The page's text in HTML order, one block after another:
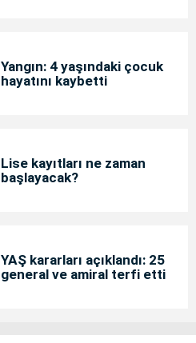
Yangın: 4 yaşındaki çocuk
hayatını kaybetti
Lise kayıtları ne zaman
başlayacak?
YAŞ kararları açıklandı: 25
general ve amiral terfi etti